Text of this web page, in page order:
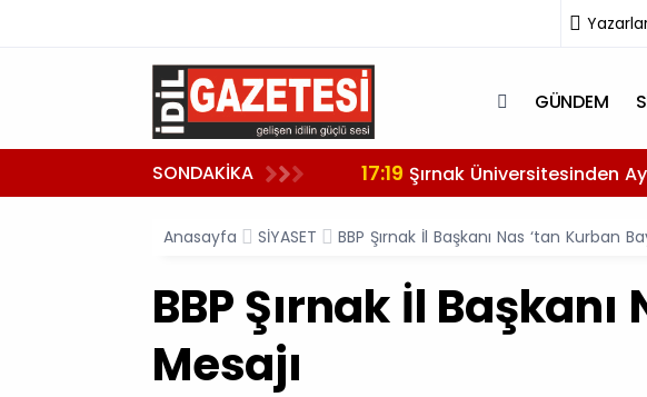
GÜNDEM
SONDAKİKA 17:19 Şırnak Üniversitesinden
Anasayfa SİYASET BBP Şırnak İl Başkanı Nas ‘tan Kurban
BBP Şırnak İl
Mesajı